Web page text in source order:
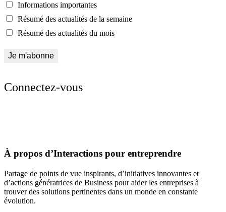
Informations importantes
Résumé des actualités de la semaine
Résumé des actualités du mois
Connectez-vous
À propos d’Interactions pour entreprendre
Partage de points de vue inspirants, d’initiatives innovantes et
d’actions génératrices de Business pour aider les entreprises à
trouver des solutions pertinentes dans un monde en constante
évolution.